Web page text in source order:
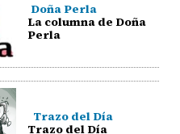
Doña Perla
La columna de Doña
Perla
Trazo del Día
Trazo del Día